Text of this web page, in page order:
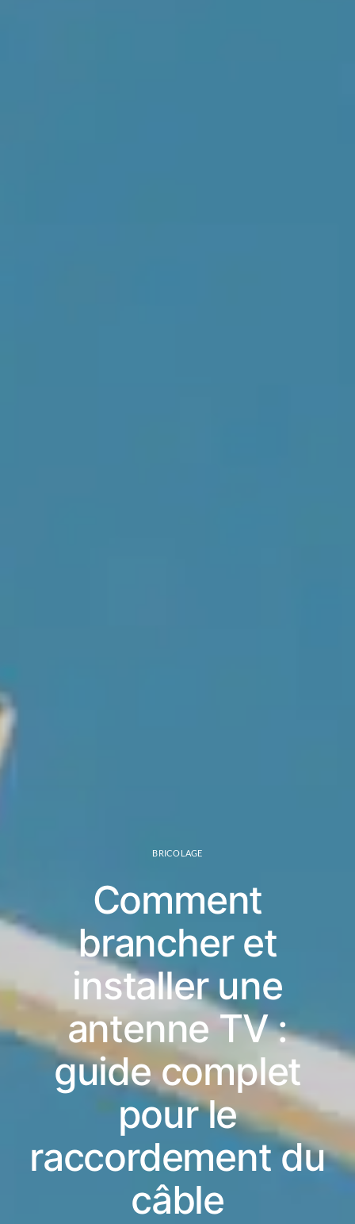
BRICOLAGE
Comment
brancher et
installer une
antenne TV :
guide complet
pour le
raccordement du
câble